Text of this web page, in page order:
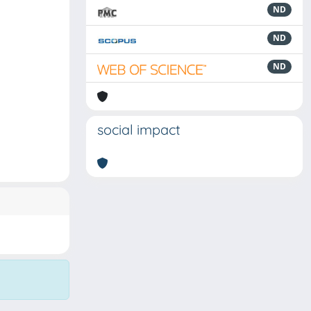
ND
ND
ND
social impact